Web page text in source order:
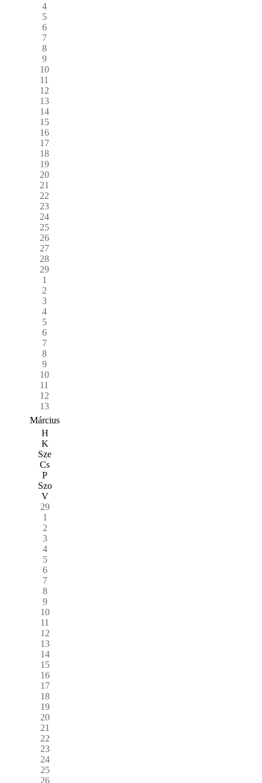
4
5
6
7
8
9
10
11
12
13
14
15
16
17
18
19
20
21
22
23
24
25
26
27
28
29
1
2
3
4
5
6
7
8
9
10
11
12
13
Március
H
K
Sze
Cs
P
Szo
V
29
1
2
3
4
5
6
7
8
9
10
11
12
13
14
15
16
17
18
19
20
21
22
23
24
25
26